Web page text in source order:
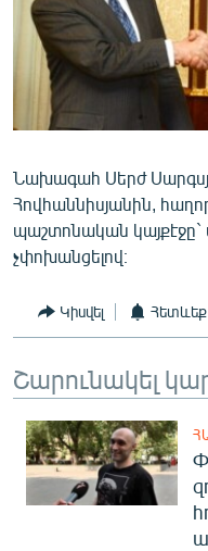
ՄԻՋԱԶԳԱՅԻՆ
ՄՇԱԿՈՒՅԹ
ՍՊՈՐՏ
ՄԵԿՆԱԲԱՆՈՒԹՅՈՒՆ
ՏՏ ԵՒ ԻՆՏԵՐՆԵՏ
ԿՈՐՈՆԱՎԻՐՈՒՍ
ԱՐԽԻՎ
ՁԳՏԵԼՈՎ
Հայերեն
English
Նախագահ Սերժ
Հովհաննիսյանին,
պաշտոնական
չփոխանցելով։
Կիսվել Հետևեք
Շարունակել